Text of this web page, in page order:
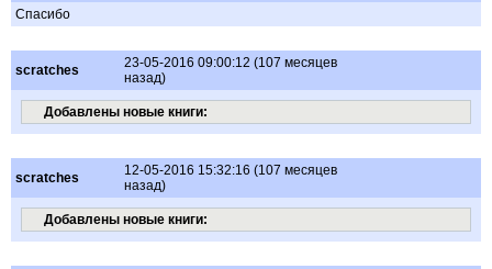
Спасибо
scratches
23-05-2016 09:00:12 (107 месяцев
назад)
Добавлены новые книги:
scratches
12-05-2016 15:32:16 (107 месяцев
назад)
Добавлены новые книги: